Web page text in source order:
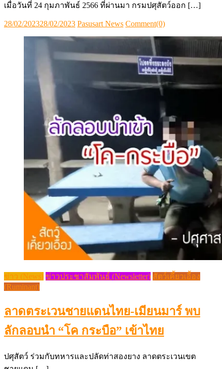
เมื่อวันที่ 24 กุมภาพันธ์ 2566 ที่ผ่านมา กรมปศุสัตว์ออก […]
Posted
28/02/202328/02/2023 Author
Pasusart News Comment(0)
ข่าว (News) ข่าวประชาสัมพันธ์ (Newsletter) สัตว์เคี้ยวเอื้อง
(Ruminant)
ลาดตระเวนชายแดนไทย-เมียนมาร์ พบ
ลักลอบนำ “โค กระบือ” เข้าไทย
ปศุสัตว์ ร่วมกับทหารและปลัดท่าสองยาง ลาดตระเวนเขต